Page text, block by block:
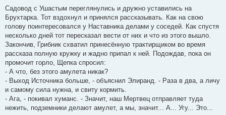
Садовод с Ушастым переглянулись и дружно уставились на
Брухтарка. Тот вздохнул и принялся рассказывать. Как на свою
голову поинтересовался у Наставника делами у соседей. Как спустя
несколько дней тот пересказал вести от них и что из этого вышло.
Закончив, Грибник схватил принесённую трактирщиком во время
рассказа полную кружку и жадно припал к ней. Подождав, пока он
промочит горло, Щепка спросил:
- А что, без этого амулета никак?
- Выход Источника больше, - объяснил Элиранд. - Раза в два, а личу
и самому сила нужна, и свиту кормить.
- Ага, - покивал хуманс. - Значит, наш Мертвец отправляет туда
нежить, подземники делают амулет, а мы, значит... А... Угу... Это...